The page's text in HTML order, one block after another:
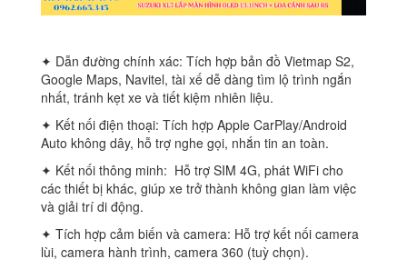
✦ Dẫn đường chính xác: Tích hợp bản đồ Vietmap S2,
Google Maps, Navitel, tài xế dễ dàng tìm lộ trình ngắn
nhất, tránh kẹt xe và tiết kiệm nhiên liệu.
✦ Kết nối điện thoại: Tích hợp Apple CarPlay/Android
Auto không dây, hỗ trợ nghe gọi, nhắn tin an toàn.
✦ Kết nối thông minh: Hỗ trợ SIM 4G, phát WiFi cho
các thiết bị khác, giúp xe trở thành không gian làm việc
và giải trí di động.
✦ Tích hợp cảm biến và camera: Hỗ trợ kết nối camera
lùi, camera hành trình, camera 360 (tuỳ chọn).